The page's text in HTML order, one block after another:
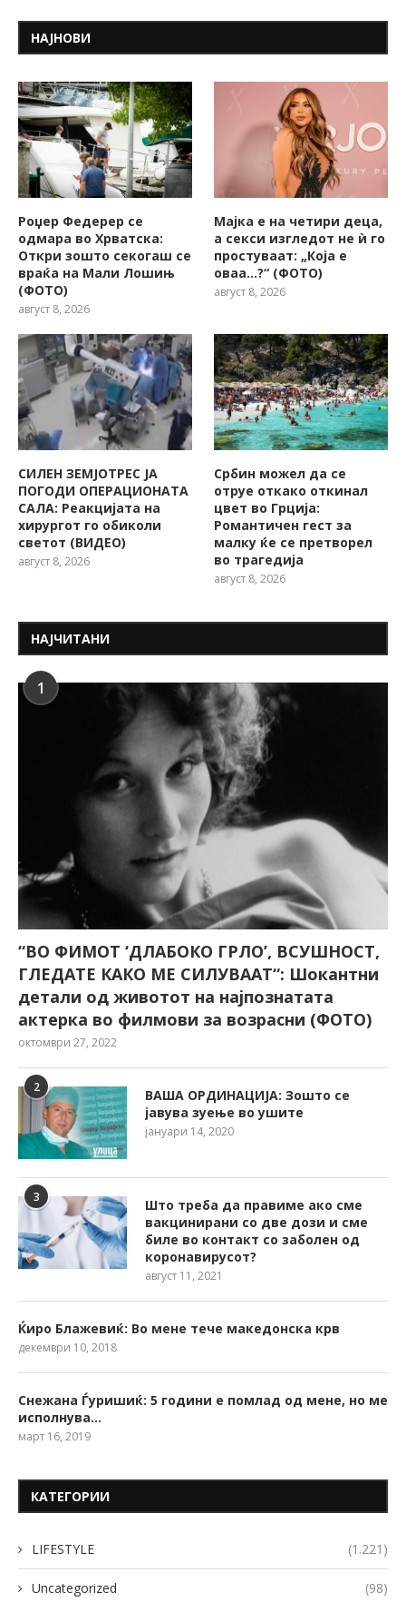
НАЈНОВИ
Роџер Федерер се
одмара во Хрватска:
Откри зошто секогаш се
враќа на Мали Лошињ
(ФОТО)
август 8, 2026
Мајка е на четири деца,
а секси изгледот не ѝ го
простуваат: „Која е
оваа…?“ (ФОТО)
август 8, 2026
СИЛЕН ЗЕМЈОТРЕС ЈА
ПОГОДИ ОПЕРАЦИОНАТА
САЛА: Реакцијата на
хирургот го обиколи
светот (ВИДЕО)
август 8, 2026
Србин можел да се
отруе откако откинал
цвет во Грција:
Романтичен гест за
малку ќе се претворел
во трагедија
август 8, 2026
НАЈЧИТАНИ
1
“ВО ФИМОТ ‘ДЛАБОКО ГРЛО’, ВСУШНОСТ,
ГЛЕДАТЕ КАКО МЕ СИЛУВААТ“: Шокантни
детали од животот на најпознатата
актерка во филмови за возрасни (ФОТО)
октомври 27, 2022
2
ВАША ОРДИНАЦИЈА: Зошто се
јавува зуење во ушите
јануари 14, 2020
3
Што треба да правиме ако сме
вакцинирани со две дози и сме
биле во контакт со заболен од
коронавирусот?
август 11, 2021
Ќиро Блажевиќ: Во мене тече македонска крв
декември 10, 2018
Снежана Ѓуришиќ: 5 години е помлад од мене, но ме
исполнува…
март 16, 2019
КАТЕГОРИИ
LIFESTYLE (1.221)
Uncategorized (98)